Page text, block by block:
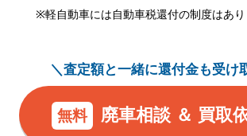
※軽自動車には自動車税還付の制度はあり
＼査定額と一緒に還付金も受け
無料 廃車相談 ＆ 買取